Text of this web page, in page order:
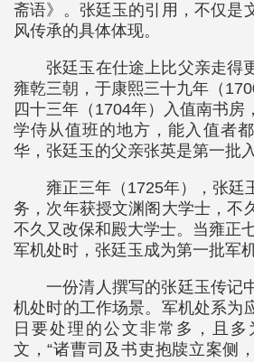
斋语》。张廷玉的引用，不仅是
风传承的具体体现。
张廷玉在仕途上比父亲走得
雍乾三朝，于康熙三十九年（
四十三年（1704年）入值南书房
学侍从值班的地方，能入值者
华，张廷玉的父亲张英是第一批
雍正三年（1725年），张廷
务，次年获授文渊阁大学士，不
不久又改保和殿大学士。当雍正
军机处时，张廷玉成为第一批军机
一份清人撰写的张廷玉传记
机处时的工作场景。军机处系为
日要处理的公文非常多，且
文，“诸曹司及书吏抱牍立案侧